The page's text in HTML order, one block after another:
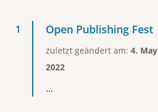
Open Publishing Fest
zuletzt geändert am: 4. May
2022
...